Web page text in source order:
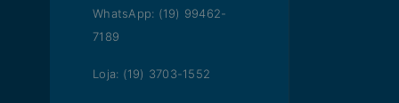
WhatsApp: (19) 99462-
7189
Loja: (19) 3703-1552